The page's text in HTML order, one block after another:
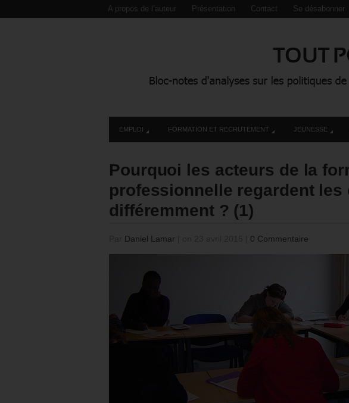
A propos de l’auteur Présentation Contact Se désabonner
EMPLOI FORMATION ET RECRUTEMENT JEUNESSE
Pourquoi les acteurs de la
professionnelle regardent les
différemment ? (1)
Daniel Lamar 0 Commentaire